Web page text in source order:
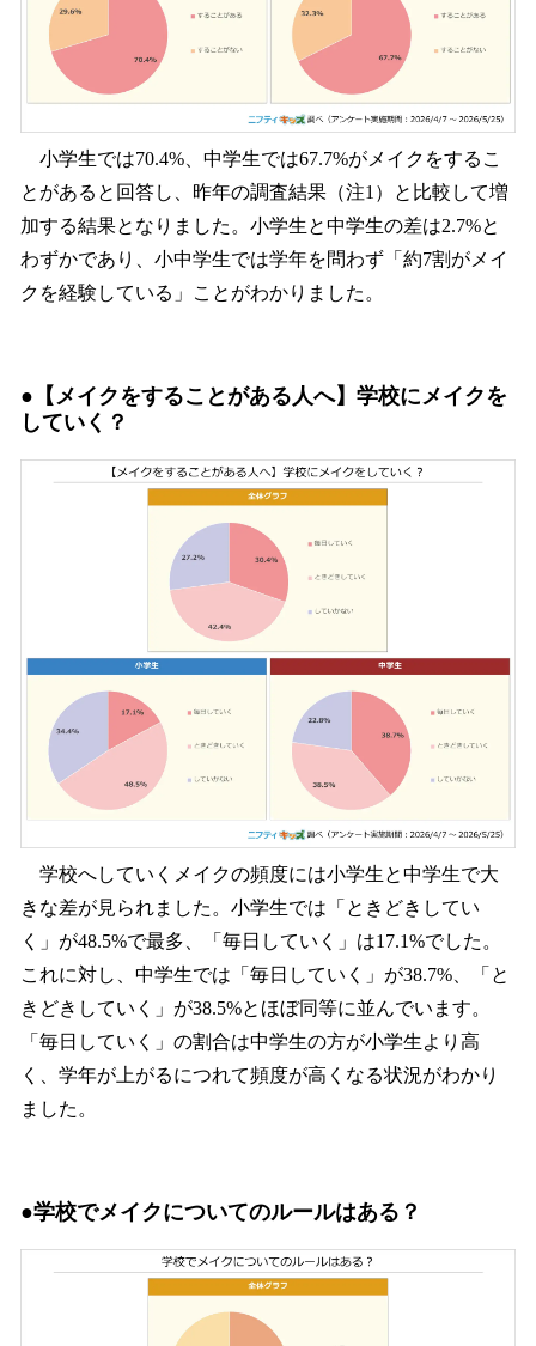
小学生では70.4%、中学生では67.7%がメイクをするこ
とがあると回答し、昨年の調査結果（注1）と比較して増
加する結果となりました。小学生と中学生の差は2.7%と
わずかであり、小中学生では学年を問わず「約7割がメイ
クを経験している」ことがわかりました。
●【メイクをすることがある人へ】学校にメイクを
していく？
学校へしていくメイクの頻度には小学生と中学生で大
きな差が見られました。小学生では「ときどきしてい
く」が48.5%で最多、「毎日していく」は17.1%でした。
これに対し、中学生では「毎日していく」が38.7%、「と
きどきしていく」が38.5%とほぼ同等に並んでいます。
「毎日していく」の割合は中学生の方が小学生より高
く、学年が上がるにつれて頻度が高くなる状況がわかり
ました。
●学校でメイクについてのルールはある？